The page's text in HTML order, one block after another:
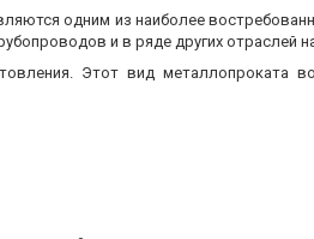
одним из наиболее
и в ряде других отраслей
Этот вид металлопроката